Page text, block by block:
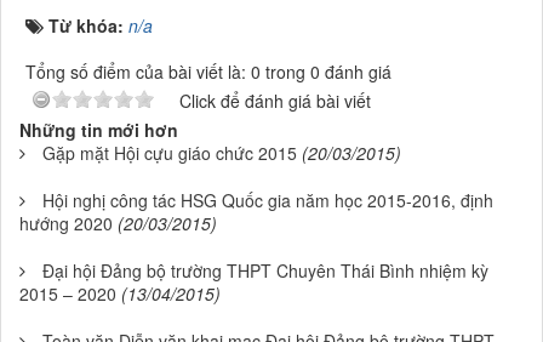
Từ khóa: n/a
Tổng số điểm của bài viết là: 0 trong 0 đánh giá
Click để đánh giá bài viết
Những tin mới hơn
Gặp mặt Hội cựu giáo chức 2015 (20/03/2015)
Hội nghị công tác HSG Quốc gia năm học 2015-2016, định
hướng 2020 (20/03/2015)
Đại hội Đảng bộ trường THPT Chuyên Thái Bình nhiệm kỳ
2015 – 2020 (13/04/2015)